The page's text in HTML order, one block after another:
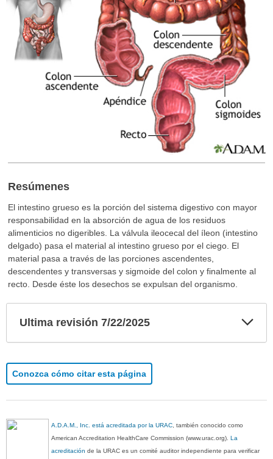
Resúmenes
El intestino grueso es la porción del sistema digestivo con mayor
responsabilidad en la absorción de agua de los residuos
alimenticios no digeribles. La válvula ileocecal del íleon (intestino
delgado) pasa el material al intestino grueso por el ciego. El
material pasa a través de las porciones ascendentes,
descendentes y transversas y sigmoide del colon y finalmente al
recto. Desde éste los desechos se expulsan del organismo.
Ultima revisión 7/22/2025
Conozca cómo citar esta página
A.D.A.M., Inc. está acreditada por la URAC , también conocido como
American Accreditation HealthCare Commission (www.urac.org).La
acreditación de la URAC es un comité auditor independiente para verificar